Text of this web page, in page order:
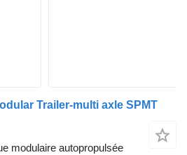
Trailer-multi axle SPMT
modulaire autopropulsée